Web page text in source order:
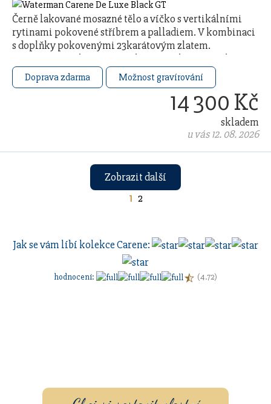
Černě lakované mosazné tělo a víčko s vertikálními
rytinami pokovené stříbrem a palladiem. V kombinaci
s doplňky pokovenými 23karátovým zlatem.
Nasazovací víčko, precizně leštěný 18karátový zlatý …
Doprava zdarma Možnost gravírování
14 300 Kč
skladem
u vás 12. 08. 2026
Zobrazit další
1 2
Jak se vám líbí kolekceCarene:
hodnocení: (4.72)